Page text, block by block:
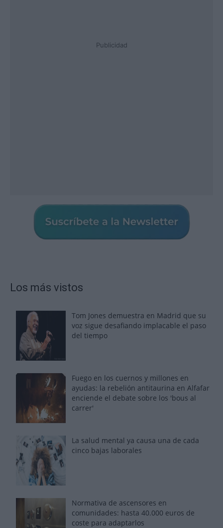
Publicidad
Los más vistos
Tom Jones demuestra en Madrid que su
voz sigue desafiando implacable el paso
del tiempo
Fuego en los cuernos y millones en
ayudas: la rebelión antitaurina en Alfafar
enciende el debate sobre los 'bous al
carrer'
La salud mental ya causa una de cada
cinco bajas laborales
Normativa de ascensores en
comunidades: hasta 40.000 euros de
coste para adaptarlos